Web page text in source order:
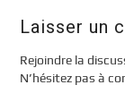
Laisser un
Rejoindre la
N’hésitez pas à